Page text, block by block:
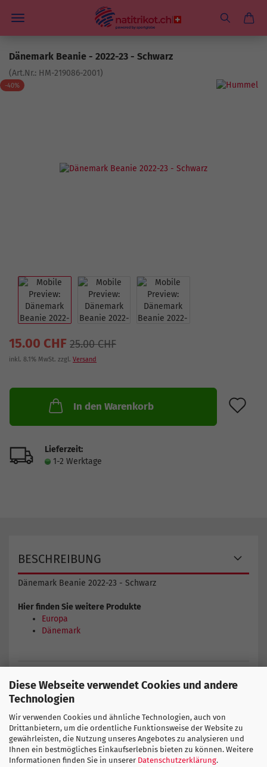
Diese Webseite verwendet Cookies und andere
Technologien
Wir verwenden Cookies und ähnliche Technologien, auch von
Drittanbietern, um die ordentliche Funktionsweise der Website zu
gewährleisten, die Nutzung unseres Angebotes zu analysieren und
Ihnen ein bestmögliches Einkaufserlebnis bieten zu können. Weitere
Informationen finden Sie in unserer Datenschutzerklärung.
Dänemark Beanie - 2022-23 - Schwarz
(Art.Nr.: HM-219086-2001)
-40%
15.00 CHF 25.00 CHF
inkl. 8.1% MwSt. zzgl. Versand
In den Warenkorb
Lieferzeit:
1-2 Werktage
BESCHREIBUNG
Dänemark Beanie 2022-23 - Schwarz
Hier finden Sie weitere Produkte
Europa
Dänemark
HUMMEL GRÖSSENTABELLE